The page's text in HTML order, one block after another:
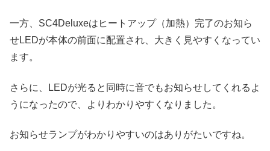
一方、SC4Deluxeはヒートアップ（加熱）完了のお知ら
せLEDが本体の前面に配置され、大きく見やすくなってい
ます。
さらに、LEDが光ると同時に音でもお知らせしてくれるよ
うになったので、よりわかりやすくなりました。
お知らせランプがわかりやすいのはありがたいですね。